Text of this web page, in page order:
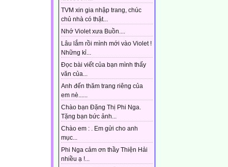
TVM xin gia nhập trang, chúc
chủ nhà có thật...
Nhớ Violet xưa Buồn....
Lâu lắm rồi mình mới vào Violet !
Những kỉ...
Đọc bài viết của bạn mình thấy
văn của...
Anh đến thăm trang riêng của
em nè......
Chào bạn Đặng Thị Phi Nga.
Tặng bạn bức ảnh...
Chào em : . Em gửi cho anh
mục...
Phi Nga cảm ơn thầy Thiện Hải
nhiều ạ !...